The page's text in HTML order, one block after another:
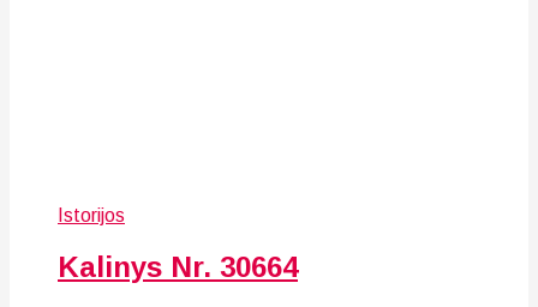
Istorijos
Kalinys Nr. 30664